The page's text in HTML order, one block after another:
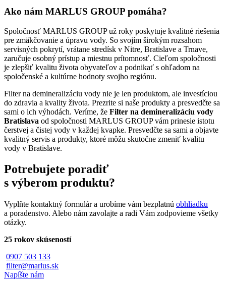
Ako nám MARLUS GROUP pomáha?
Spoločnosť MARLUS GROUP už roky poskytuje kvalitné riešenia
pre zmäkčovanie a úpravu vody. So svojím širokým rozsahom
servisných pokrytí, vrátane stredísk v Nitre, Bratislave a Trnave,
zaručuje osobný prístup a miestnu prítomnosť. Cieľom spoločnosti
je zlepšiť kvalitu života obyvateľov a podnikať s ohľadom na
spoločenské a kultúrne hodnoty svojho regiónu.
Filter na demineralizáciu vody nie je len produktom, ale investíciou
do zdravia a kvality života. Prezrite si naše produkty a presvedčte sa
sami o ich výhodách. Veríme, že Filter na demineralizáciu vody
Bratislava od spoločnosti MARLUS GROUP vám prinesie istotu
čerstvej a čistej vody v každej kvapke. Presvedčte sa sami a objavte
kvalitný servis a produkty, ktoré môžu skutočne zmeniť kvalitu
vody v Bratislave.
Potrebujete poradiť
s výberom produktu?
Vyplňte kontaktný formulár a urobíme vám bezplatnú obhliadku
a poradenstvo. Alebo nám zavolajte a radi Vám zodpovieme všetky
otázky.
25 rokov skúseností
0907 503 133
filter@marlus.sk
Napíšte nám